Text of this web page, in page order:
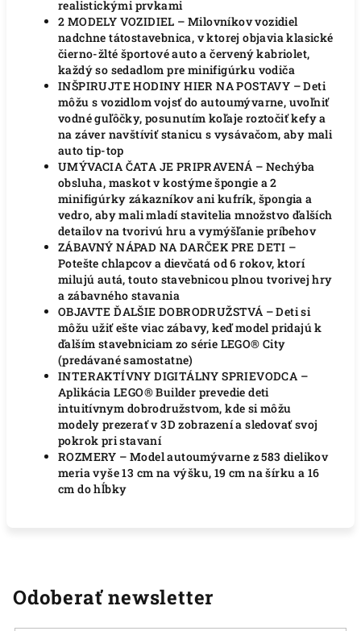
realistickými prvkami
2 MODELY VOZIDIEL – Milovníkov vozidiel
nadchne tátostavebnica, v ktorej objavia klasické
čierno-žlté športové auto a červený kabriolet,
každý so sedadlom pre minifigúrku vodiča
INŠPIRUJTE HODINY HIER NA POSTAVY – Deti
môžu s vozidlom vojsť do autoumývarne, uvoľniť
vodné guľôčky, posunutím koľaje roztočiť kefy a
na záver navštíviť stanicu s vysávačom, aby mali
auto tip-top
UMÝVACIA ČATA JE PRIPRAVENÁ – Nechýba
obsluha, maskot v kostýme špongie a 2
minifigúrky zákazníkov ani kufrík, špongia a
vedro, aby mali mladí stavitelia množstvo ďalších
detailov na tvorivú hru a vymýšľanie príbehov
ZÁBAVNÝ NÁPAD NA DARČEK PRE DETI –
Potešte chlapcov a dievčatá od 6 rokov, ktorí
milujú autá, touto stavebnicou plnou tvorivej hry
a zábavného stavania
OBJAVTE ĎALŠIE DOBRODRUŽSTVÁ – Deti si
môžu užiť ešte viac zábavy, keď model pridajú k
ďalším stavebniciam zo série LEGO® City
(predávané samostatne)
INTERAKTÍVNY DIGITÁLNY SPRIEVODCA –
Aplikácia LEGO® Builder prevedie deti
intuitívnym dobrodružstvom, kde si môžu
modely prezerať v 3D zobrazení a sledovať svoj
pokrok pri stavaní
ROZMERY – Model autoumývarne z 583 dielikov
meria vyše 13 cm na výšku, 19 cm na šírku a 16
cm do hĺbky
Odoberať newsletter